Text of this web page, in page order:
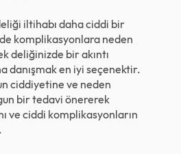
iltihabı daha ciddi bir
komplikasyonlara neden
deliğinizde bir akıntı
danışmak en iyi seçenektir.
ciddiyetine ve neden
bir tedavi önererek
ve ciddi komplikasyonların